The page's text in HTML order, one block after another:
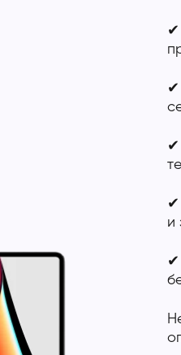
✔
✔
✔
✔
и
✔